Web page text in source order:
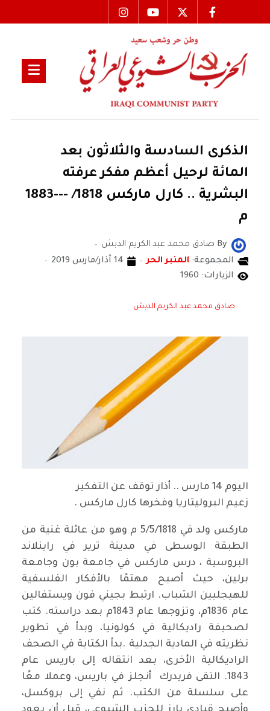
الذكرى السادسة والثلاثون بعد
المائة لرحيل أعظم مفكر عرفته
البشرية .. كارل ماركس 1818/ ---1883
م
By صادق محمد عبد الكريم الدبش
المجموعة: المنبر الحر
14 آذار/مارس 2019
الزيارات: 1960
صادق محمد عبد الكريم الدبش
اليوم 14 مارس .. أذار توقف عن التفكير
زعيم البروليتاريا وفخرها كارل ماركس .
ماركس ولد في 5/5/1818 م وهو من عائلة غنية من
الطبقة الوسطى في مدينة ترير في راينلاند
البروسية ، درس ماركس في جامعة بون وجامعة
برلين، حيث أصبح مهتمًا بالأفكار الفلسفية
للهيجليين الشباب. ارتبط بجيني فون ويستفالين
عام 1836م، وتزوجها عام 1843م بعد دراسته. كتب
لصحيفة راديكالية في كولونيا، وبدأ في تطوير
نظريته في المادية الجدلية .بدأ الكتابة في الصحف
الراديكالية الأخرى، بعد انتقاله إلى باريس عام
1843. التقى فريدرك أنجلز في باريس، وعملا معًا
على سلسلة من الكتب. ثم نفي إلى بروكسل،